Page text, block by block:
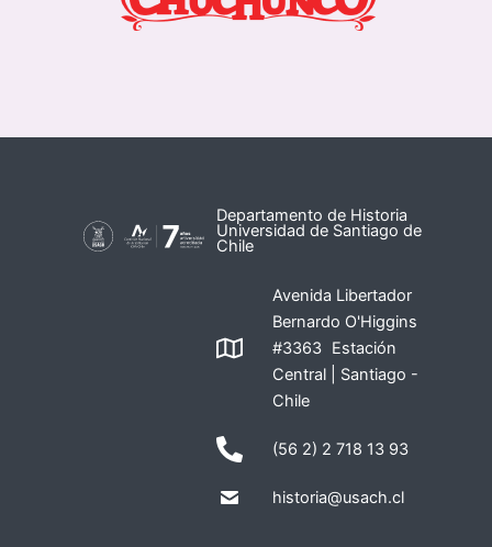
Departamento de Historia
Universidad de Santiago de
Chile
Avenida Libertador
Bernardo O'Higgins
#3363 Estación
Central | Santiago -
Chile
(56 2) 2 718 13 93
historia@usach.cl